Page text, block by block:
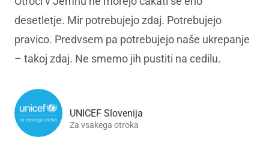
desetletje. Mir potrebujejo zdaj. Potrebujejo
pravico. Predvsem pa potrebujejo naše ukrepanje
– takoj zdaj. Ne smemo jih pustiti na cedilu.
UNICEF Slovenija
Za vsakega otroka